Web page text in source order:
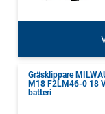
Gräsklippare
M18 F2LM46-0 18
batteri